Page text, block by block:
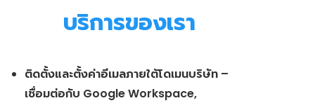
บริการของเรา
ติดตั้งและตั้งค่าอีเมลภายใต้โดเมนบริษัท –
เชื่อมต่อกับ Google Workspace,